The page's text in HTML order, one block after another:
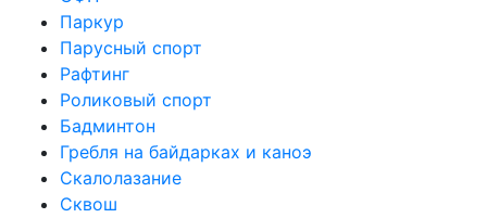
Паркур
Парусный спорт
Рафтинг
Роликовый спорт
Бадминтон
Гребля на байдарках и каноэ
Скалолазание
Сквош